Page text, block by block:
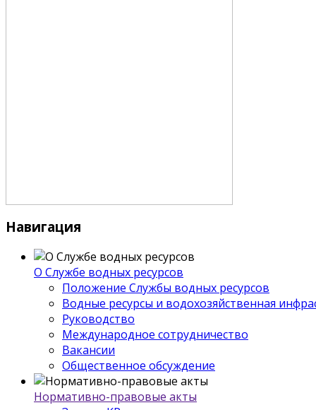
Навигация
О Службе водных ресурсов
Положение Службы водных ресурсов
Водные ресурсы и водохозяйственная
Руководство
Международное сотрудничество
Вакансии
Общественное обсуждение
Нормативно-правовые акты